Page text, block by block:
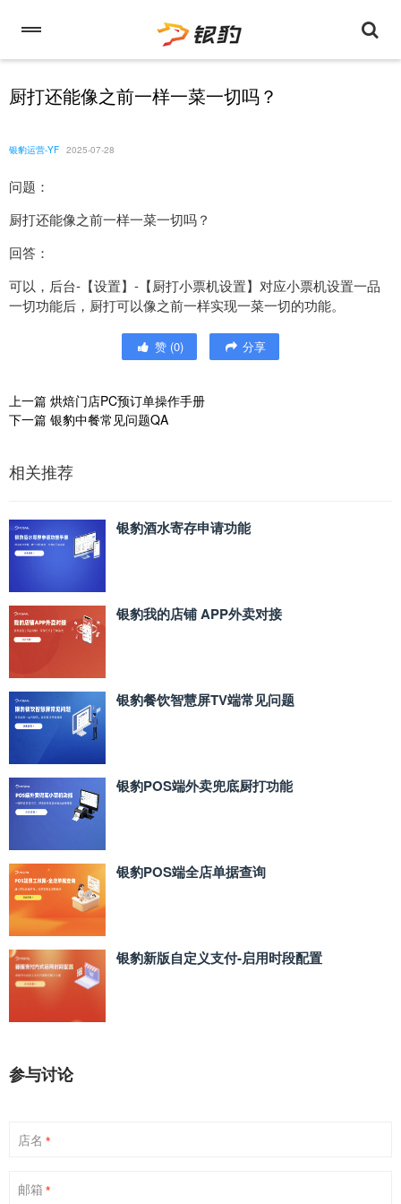
厨打还能像之前一样一菜一切吗？
银豹运营-YF 2025-07-28
问题：
厨打还能像之前一样一菜一切吗？
回答：
可以，后台-【设置】-【厨打小票机设置】对应小票机设置一品
一切功能后，厨打可以像之前一样实现一菜一切的功能。
赞 (0) 分享
上一篇 烘焙门店PC预订单操作手册
下一篇 银豹中餐常见问题QA
相关推荐
银豹酒水寄存申请功能
银豹我的店铺 APP外卖对接
银豹餐饮智慧屏TV端常见问题
银豹POS端外卖兜底厨打功能
银豹POS端全店单据查询
银豹新版自定义支付‑启用时段配置
参与讨论
店名 *
邮箱 *